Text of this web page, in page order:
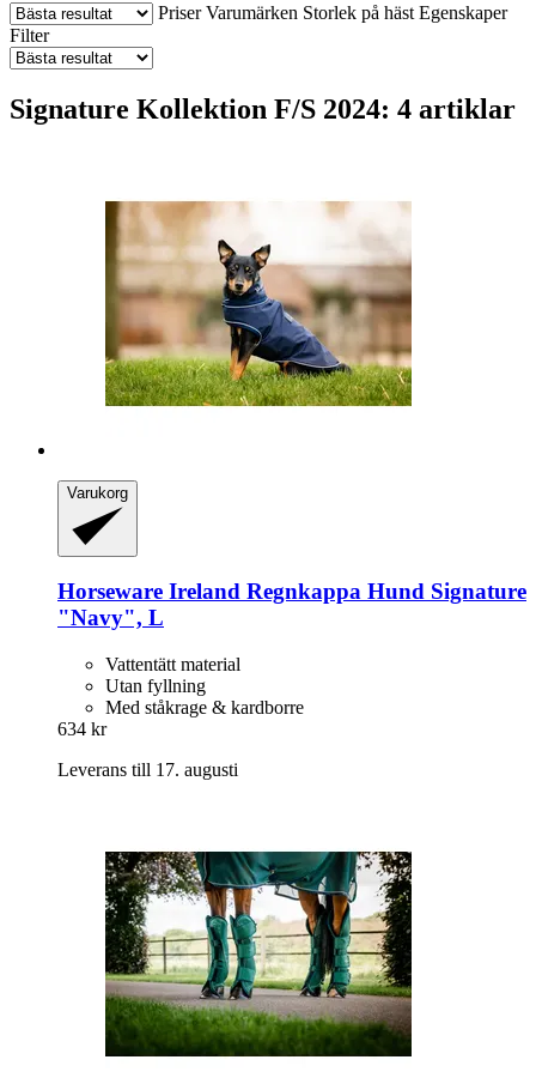
Priser Varumärken Storlek på häst Egenskaper
Filter
Signature Kollektion F/S 2024: 4 artiklar
Varukorg
Horseware Ireland Regnkappa Hund Signature
"Navy", L
Vattentätt material
Utan fyllning
Med ståkrage & kardborre
634 kr
Leverans till 17. augusti